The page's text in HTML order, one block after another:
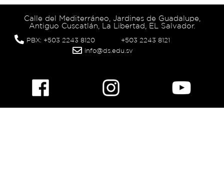
Calle del Mediterráneo, Jardines de Guadalupe,
Antiguo Cuscatlán, La Libertad, EL Salvador.
PBX: +503 2243 8120
+503 2243 8121
info@ds.edu.sv